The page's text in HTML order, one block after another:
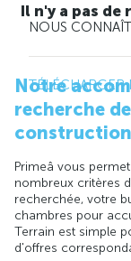
NOUS
TÉLÉCHARGER
Il n'y a pas
Notre
recherche
Primeâ vous
nombreux critères
recherchée, votre
chambres pour
Terrain est simple
d'offres